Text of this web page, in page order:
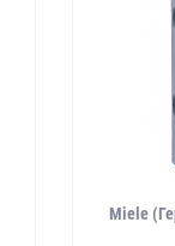
Miele